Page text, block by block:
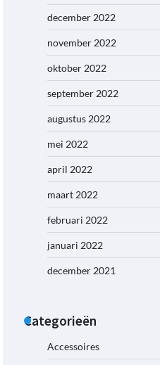
december 2022
november 2022
oktober 2022
september 2022
augustus 2022
mei 2022
april 2022
maart 2022
februari 2022
januari 2022
december 2021
Categorieën
Accessoires